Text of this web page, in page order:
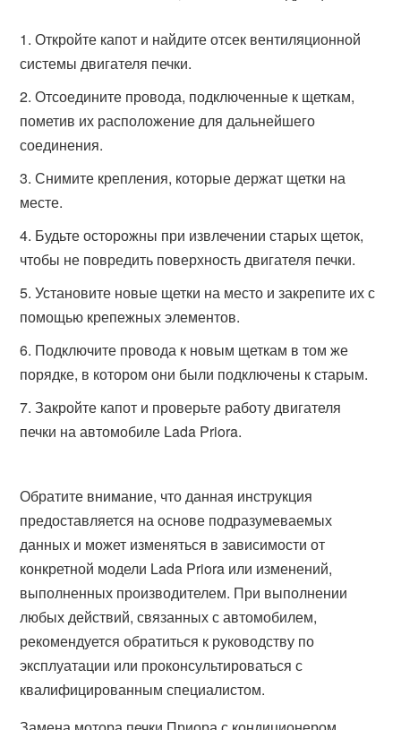
Откройте капот и найдите отсек вентиляционной
системы двигателя печки.
Отсоедините провода, подключенные к щеткам,
пометив их расположение для дальнейшего
соединения.
Снимите крепления, которые держат щетки на
месте.
Будьте осторожны при извлечении старых щеток,
чтобы не повредить поверхность двигателя печки.
Установите новые щетки на место и закрепите их с
помощью крепежных элементов.
Подключите провода к новым щеткам в том же
порядке, в котором они были подключены к старым.
Закройте капот и проверьте работу двигателя
печки на автомобиле Lada Priora.
Обратите внимание, что данная инструкция
предоставляется на основе подразумеваемых
данных и может изменяться в зависимости от
конкретной модели Lada Priora или изменений,
выполненных производителем. При выполнении
любых действий, связанных с автомобилем,
рекомендуется обратиться к руководству по
эксплуатации или проконсультироваться с
квалифицированным специалистом.